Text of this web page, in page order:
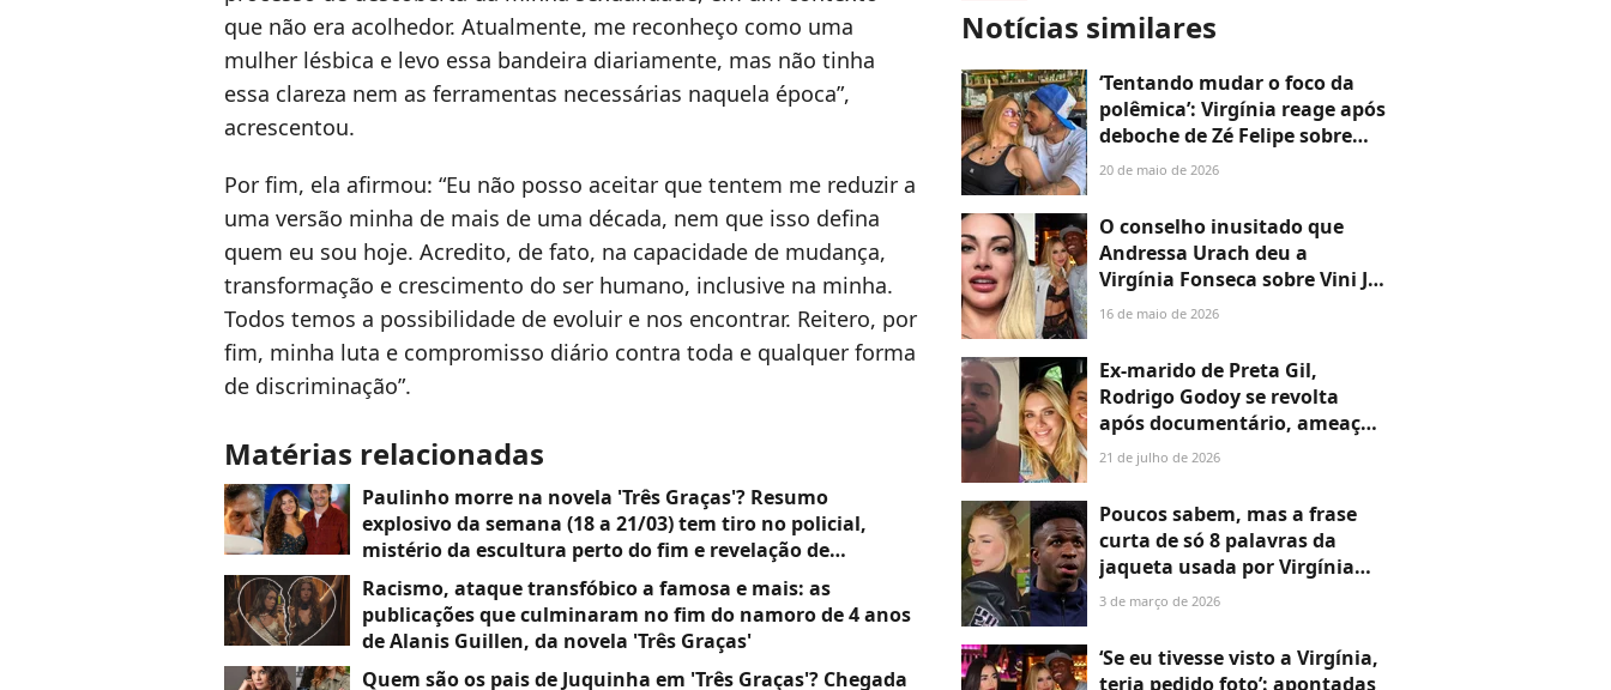
que não era acolhedor. Atualmente, me reconheço como uma
mulher lésbica e levo essa bandeira diariamente, mas não tinha
essa clareza nem as ferramentas necessárias naquela época”,
acrescentou.
Por fim, ela afirmou: “Eu não posso aceitar que tentem me reduzir a
uma versão minha de mais de uma década, nem que isso defina
quem eu sou hoje. Acredito, de fato, na capacidade de mudança,
transformação e crescimento do ser humano, inclusive na minha.
Todos temos a possibilidade de evoluir e nos encontrar. Reitero, por
fim, minha luta e compromisso diário contra toda e qualquer forma
de discriminação”.
Matérias relacionadas
Paulinho morre na novela 'Três Graças'? Resumo
explosivo da semana (18 a 21/03) tem tiro no policial,
mistério da escultura perto do fim e revelação de
assassino
Racismo, ataque transfóbico a famosa e mais: as
publicações que culminaram no fim do namoro de 4 anos
de Alanis Guillen, da novela 'Três Graças'
Quem são os pais de Juquinha em 'Três Graças'? Chegada
Notícias similares
‘Tentando mudar o foco da
polêmica’: Virgínia reage após
deboche de Zé Felipe sobre
término com Vini Jr. e web
20 de maio de 2026
O conselho inusitado que
Andressa Urach deu a
Virgínia Fonseca sobre Vini Jr.
antes da suposta traição:
16 de maio de 2026
Ex-marido de Preta Gil,
Rodrigo Godoy se revolta
após documentário, ameaça
famosos e é DETONADO na
21 de julho de 2026
Poucos sabem, mas a frase
curta de só 8 palavras da
jaqueta usada por Virgínia
em jogo do Real Madrid já
Vini Jr.
3 de março de 2026
‘Se eu tivesse visto a Virgínia,
teria pedido foto’: apontadas